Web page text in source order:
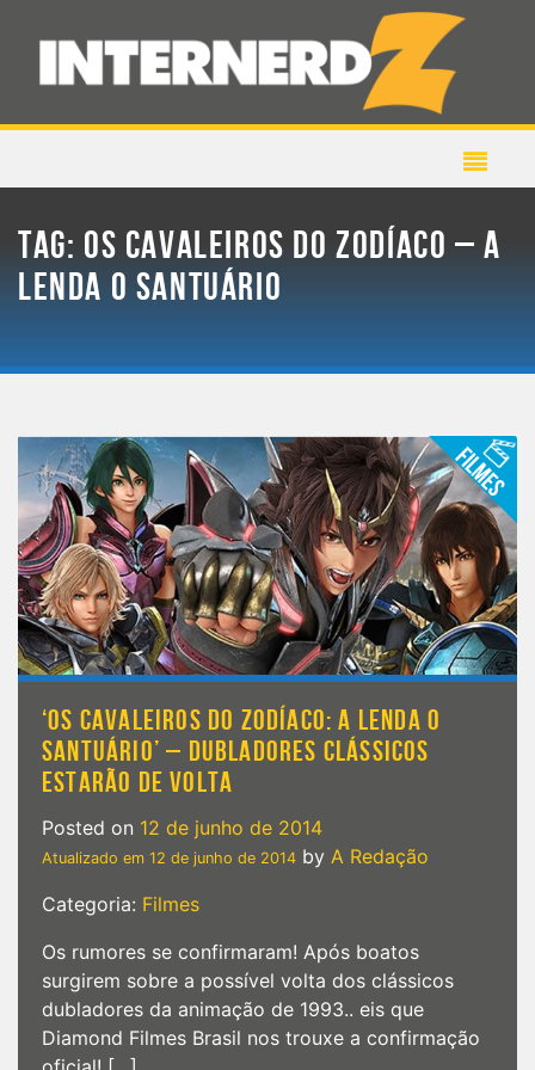
TAG: OS CAVALEIROS DO ZODÍACO – A
LENDA O SANTUÁRIO
‘OS CAVALEIROS DO ZODÍACO: A LENDA O
SANTUÁRIO’ – DUBLADORES CLÁSSICOS
ESTARÃO DE VOLTA
Posted on 12 de junho de 2014
Atualizado em 12 de junho de 2014 by A Redação
Categoria: Filmes
Os rumores se confirmaram! Após boatos
surgirem sobre a possível volta dos clássicos
dubladores da animação de 1993.. eis que
Diamond Filmes Brasil nos trouxe a confirmação